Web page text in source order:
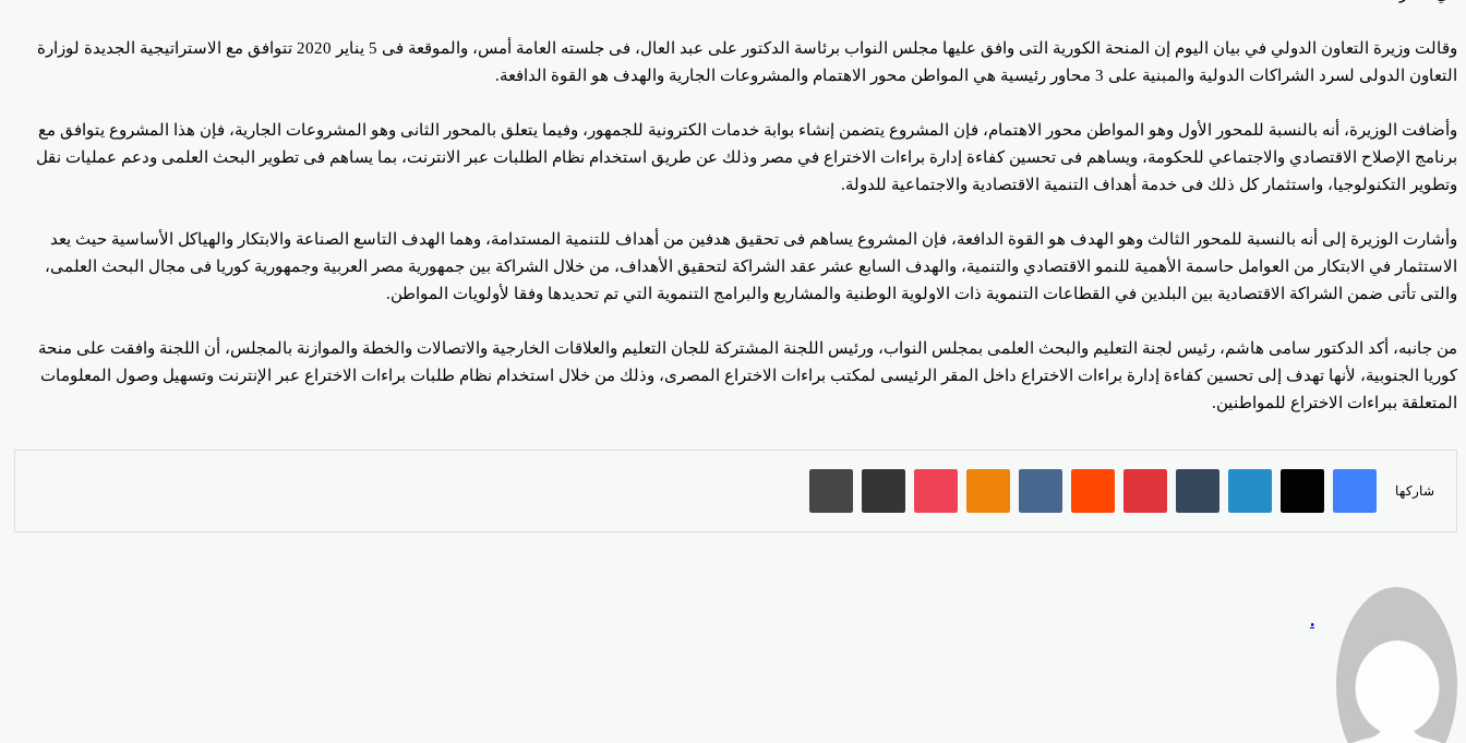
وقالت وزيرة التعاون الدولي في بيان اليوم إن المنحة الكورية التى وافق عليها مجلس النواب برئاسة الدكتور على عبد العال، فى جلسته العامة أمس، والموقعة فى 5 يناير 2020 تتوافق مع الاستراتيجية الجديدة لوزارة
التعاون الدولى لسرد الشراكات الدولية والمبنية على 3 محاور رئيسية هي المواطن محور الاهتمام والمشروعات الجارية والهدف هو القوة الدافعة.
وأضافت الوزيرة، أنه بالنسبة للمحور الأول وهو المواطن محور الاهتمام، فإن المشروع يتضمن إنشاء بوابة خدمات الكترونية للجمهور، وفيما يتعلق بالمحور الثانى وهو المشروعات الجارية، فإن هذا المشروع يتوافق مع
برنامج الإصلاح الاقتصادي والاجتماعي للحكومة، ويساهم فى تحسين كفاءة إدارة براءات الاختراع في مصر وذلك عن طريق استخدام نظام الطلبات عبر الانترنت، بما يساهم فى تطوير البحث العلمى ودعم عمليات نقل
وتطوير التكنولوجيا، واستثمار كل ذلك فى خدمة أهداف التنمية الاقتصادية والاجتماعية للدولة.
وأشارت الوزيرة إلى أنه بالنسبة للمحور الثالث وهو الهدف هو القوة الدافعة، فإن المشروع يساهم فى تحقيق هدفين من أهداف للتنمية المستدامة، وهما الهدف التاسع الصناعة والابتكار والهياكل الأساسية حيث يعد
الاستثمار في الابتكار من العوامل حاسمة الأهمية للنمو الاقتصادي والتنمية، والهدف السابع عشر عقد الشراكة لتحقيق الأهداف، من خلال الشراكة بين جمهورية مصر العربية وجمهورية كوريا فى مجال البحث العلمى،
والتى تأتى ضمن الشراكة الاقتصادية بين البلدين في القطاعات التنموية ذات الاولوية الوطنية والمشاريع والبرامج التنموية التي تم تحديدها وفقا لأولويات المواطن.
من جانبه، أكد الدكتور سامى هاشم، رئيس لجنة التعليم والبحث العلمى بمجلس النواب، ورئيس اللجنة المشتركة للجان التعليم والعلاقات الخارجية والاتصالات والخطة والموازنة بالمجلس، أن اللجنة وافقت على منحة
كوريا الجنوبية، لأنها تهدف إلى تحسين كفاءة إدارة براءات الاختراع داخل المقر الرئيسى لمكتب براءات الاختراع المصرى، وذلك من خلال استخدام نظام طلبات براءات الاختراع عبر الإنترنت وتسهيل وصول المعلومات
المتعلقة ببراءات الاختراع للمواطنين.
شاركها
فيسبوك‫X لينكدإن بينتيريست Odnoklassniki
‫Pocket مشاركة عبر البريد طباعة
.